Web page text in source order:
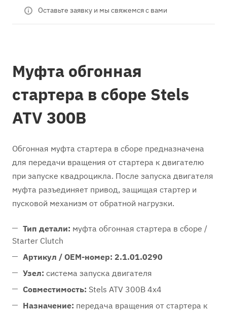
Оставьте заявку и мы свяжемся с вами
Муфта обгонная
стартера в сборе Stels
ATV 300B
Обгонная муфта стартера в сборе предназначена
для передачи вращения от стартера к двигателю
при запуске квадроцикла. После запуска двигателя
муфта разъединяет привод, защищая стартер и
пусковой механизм от обратной нагрузки.
Тип детали: муфта обгонная стартера в сборе /
Starter Clutch
Артикул / OEM-номер: 2.1.01.0290
Узел: система запуска двигателя
Совместимость: Stels ATV 300B 4x4
Назначение: передача вращения от стартера к